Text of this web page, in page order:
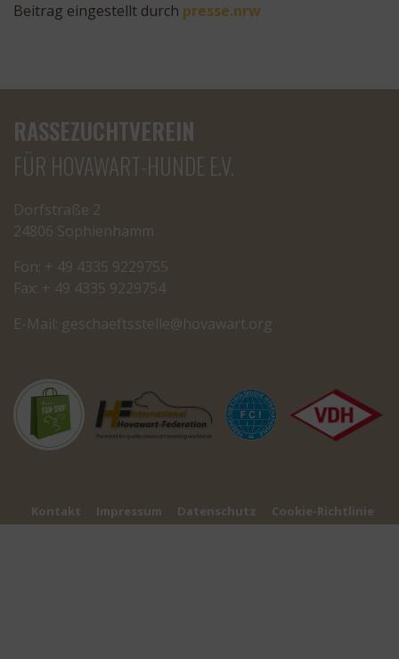
Beitrag eingestellt durch presse.nrw
RASSEZUCHTVEREIN
FÜR HOVAWART-HUNDE E.V.
Dorfstraße 2
24806 Sophienhamm
Fon: + 49 4335 9229755
Fax: + 49 4335 9229754
E-Mail:
gro.t
rawav
oh@el
letss
tfeah
cseg
Kontakt Impressum Datenschutz Cookie-Richtlinie